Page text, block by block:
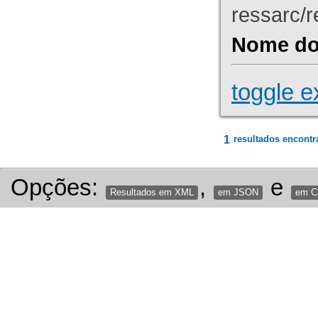
ressarc/
Nome
toggle
1 resultados
Opções: Resultados em XML , em JSON e em